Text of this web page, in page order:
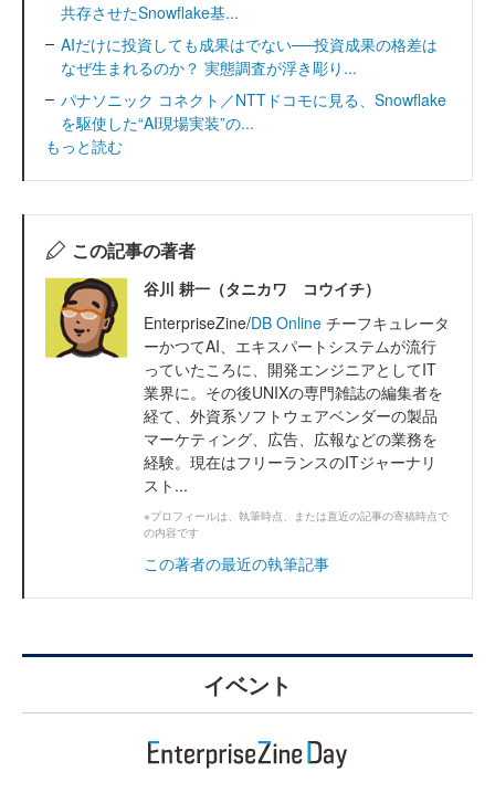
共存させたSnowflake基...
AIだけに投資しても成果はでない──投資成果の格差は
なぜ生まれるのか？ 実態調査が浮き彫り...
パナソニック コネクト／NTTドコモに見る、Snowflake
を駆使した“AI現場実装”の...
もっと読む
この記事の著者
谷川 耕一（タニカワ コウイチ）
EnterpriseZine/DB Online チーフキュレータ
ーかつてAI、エキスパートシステムが流行
っていたころに、開発エンジニアとしてIT
業界に。その後UNIXの専門雑誌の編集者を
経て、外資系ソフトウェアベンダーの製品
マーケティング、広告、広報などの業務を
経験。現在はフリーランスのITジャーナリ
スト...
※プロフィールは、執筆時点、または直近の記事の寄稿時点で
の内容です
この著者の最近の執筆記事
イベント